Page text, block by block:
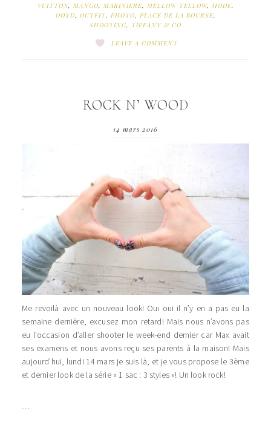
VUITTON, MANGO MARINIERE, MELLOW YELLOW, MODE,
OOTD
OUTFIT, PHOTO PLACE DE LA BOURSE,
SHOOTING
TIFFANY & CO
LEAVE A COMMENT
ROCK N’ WOOD
14 mars 2016
Me revoilà avec un nouveau look! Oui oui il n’y en a pas eu la
semaine dernière, excusez mon retard! Mais nous n’avons pas
eu l’occasion d’aller shooter le week-end dernier car Max avait
ses examens et nous avons reçu ses parents à la maison! Mais
aujourd’hui, lundi 14 mars je suis là, et je vous propose le 3ème
et dernier look de la série « 1 sac : 3 styles »! Un look rock!
…